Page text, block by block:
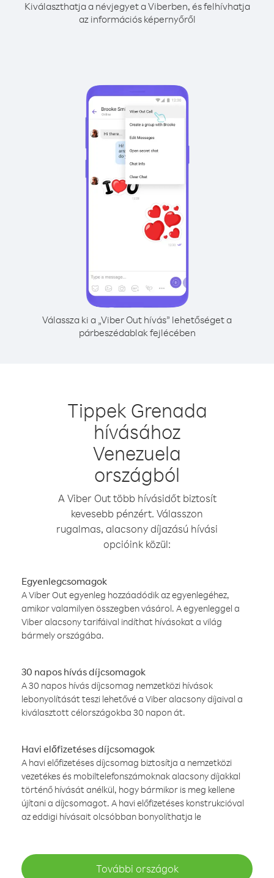
Kiválaszthatja a névjegyet a Viberben, és felhívhatja
az információs képernyőről
Válassza ki a „Viber Out hívás” lehetőséget a
párbeszédablak fejlécében
Tippek Grenada
hívásához
Venezuela
országból
A Viber Out több hívásidőt biztosít
kevesebb pénzért. Válasszon
rugalmas, alacsony díjazású hívási
opcióink közül:
Egyenlegcsomagok
A Viber Out egyenleg hozzáadódik az egyenlegéhez,
amikor valamilyen összegben vásárol. A egyenleggel a
Viber alacsony tarifáival indíthat hívásokat a világ
bármely országába.
30 napos hívás díjcsomagok
A 30 napos hívás díjcsomag nemzetközi hívások
lebonyolítását teszi lehetővé a Viber alacsony díjaival a
kiválasztott célországokba 30 napon át.
Havi előfizetéses díjcsomagok
A havi előfizetéses díjcsomag biztosítja a nemzetközi
vezetékes és mobiltelefonszámoknak alacsony díjakkal
történő hívását anélkül, hogy bármikor is meg kellene
újítani a díjcsomagot. A havi előfizetéses konstrukcióval
az eddigi hívásait olcsóbban bonyolíthatja le
További országok